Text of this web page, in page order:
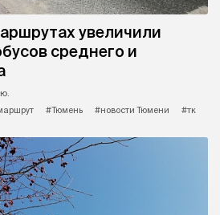
увеличили
среднего и
#Тюмень #новости Тюмени #тк